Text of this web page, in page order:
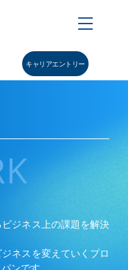
Menu
キャリアエントリー
ジネス上の課題を解決
ネスを変えていくプロ
ンです。